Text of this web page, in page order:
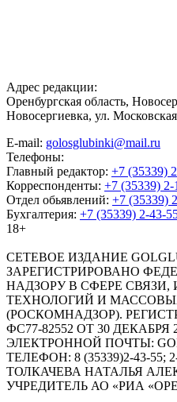
Адрес редакции:
Оренбургская область,
Новосергиевка, ул.
E-mail: golosglubinki@mail.ru
Телефоны:
Главный редактор: +7 (35339)
Корреспонденты: +7 (35339) 2-
Отдел обьявлений: +7 (35339)
Бухгалтерия: +7 (35339) 2-43-
18+
СЕТЕВОЕ ИЗДАНИЕ
ЗАРЕГИСТРИРОВАНО
НАДЗОРУ В СФЕРЕ
ТЕХНОЛОГИЙ И
(РОСКОМНАДЗОР).
ФС77-82552 ОТ 30 ДЕКАБРЯ
ЭЛЕКТРОННОЙ ПОЧТЫ:
ТЕЛЕФОН: 8 (35339)2-43-
ТОЛКАЧЕВА НАТАЛЬЯ
УЧРЕДИТЕЛЬ АО «РИА